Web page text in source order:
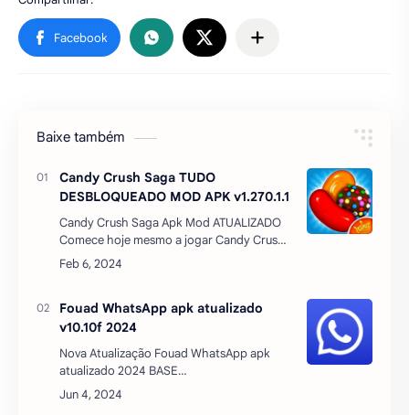
Baixe também
Candy Crush Saga TUDO
DESBLOQUEADO MOD APK v1.270.1.1
Candy Crush Saga Apk Mod ATUALIZADO
Comece hoje mesmo a jogar Candy Crush
Saga: um jogo adorado por milhões de
jogadores do mundo todo.Com mais de 1
Fouad WhatsApp apk atualizado
v10.10f 2024
Nova Atualização Fouad WhatsApp apk
atualizado 2024 BASE
2.24.11.79ANTIBANYoWhatsapp,
FmWhatsApp, GbWhatsApp apk oficial